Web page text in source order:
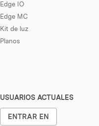
Edge IO
Edge MC
Kit de luz
Planos
USUARIOS ACTUALES
ENTRAR EN